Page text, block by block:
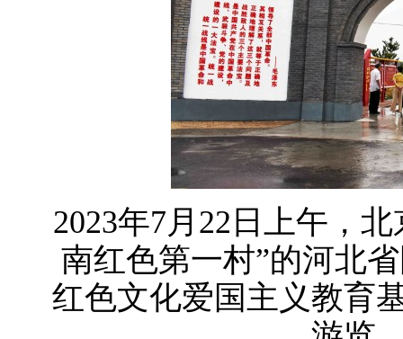
2023年7月22日上午，
南红色第一村”的河北
红色文化爱国主义教育